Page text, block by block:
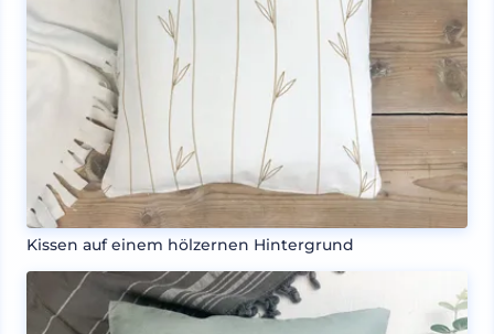
Kissen auf einem hölzernen Hintergrund